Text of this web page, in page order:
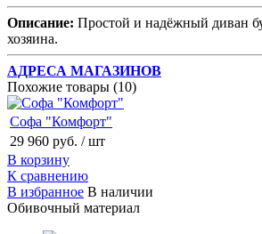
Описание: Простой и надёжный диван
хозяина.
АДРЕСА МАГАЗИНОВ
Похожие товары (10)
Софа "Комфорт"
29 960 руб. / шт
В корзину
К сравнению
В избранное В наличии
Обивочный материал